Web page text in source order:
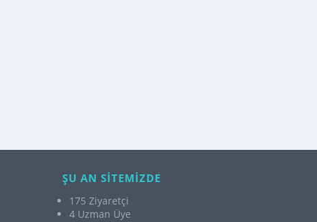
ŞU AN SİTEMİZDE
175 Ziyaretçi
4 Uzman Üye